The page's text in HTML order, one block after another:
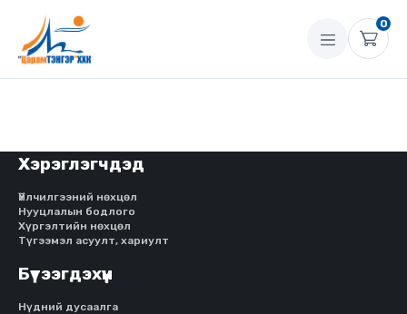
0
Хэрэглэгчдэд
Үйлчилгээний нөхцөл
Нууцлалын бодлого
Хүргэлтийн нөхцөл
Түгээмэл асуулт, хариулт
Бүтээгдэхүүн
Нүдний дусаалга